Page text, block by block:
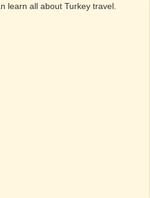
learn all about Turkey travel.